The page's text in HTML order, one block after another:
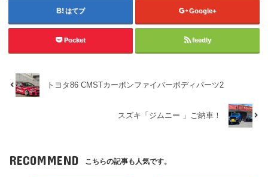
はてブ Google+
Pocket feedly
トヨタ86 CMSTカーボンファイバーボディパーツ2
スズキ「ジムニー 」ご納車！
RECOMMEND こちらの記事も人気です。